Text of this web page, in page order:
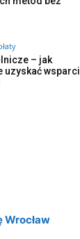
– jak
uzyskać
Wrocław